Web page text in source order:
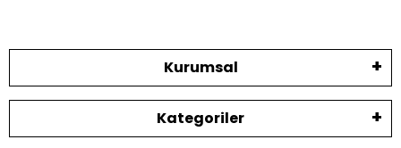
Kurumsal
Kategoriler